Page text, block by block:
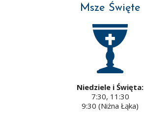
Msze Święte
Niedziele i Święta:
7:30, 11:30
9:30 (Niżna Łąka)